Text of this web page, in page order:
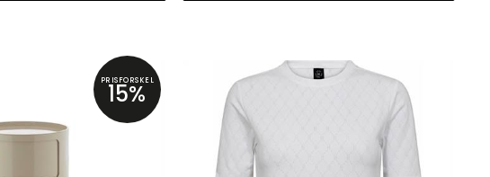
PRISFORSKEL
15%